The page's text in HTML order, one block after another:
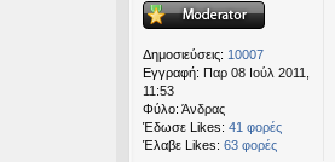
Δημοσιεύσεις: 10007
Εγγραφή: Παρ 08 Ιούλ 2011,
11:53
Φύλο: Άνδρας
Έδωσε Likes: 41 φορές
Έλαβε Likes: 63 φορές